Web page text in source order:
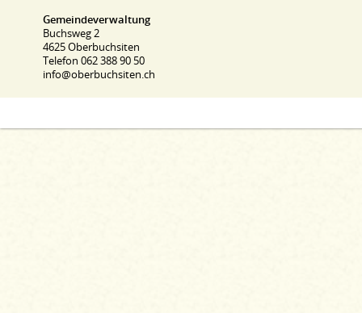
Gemeindeverwaltung
Buchsweg 2
4625 Oberbuchsiten
Telefon 062 388 90 50
info@oberbuchsiten.ch